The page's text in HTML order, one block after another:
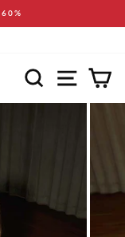
Wyszukaj